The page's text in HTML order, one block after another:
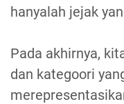
hanyalah jejak
Pada akhirnya,
dan kategoori